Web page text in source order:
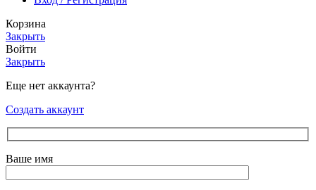
Корзина
Закрыть
Войти
Закрыть
Еще нет аккаунта?
Создать аккаунт
Ваше имя